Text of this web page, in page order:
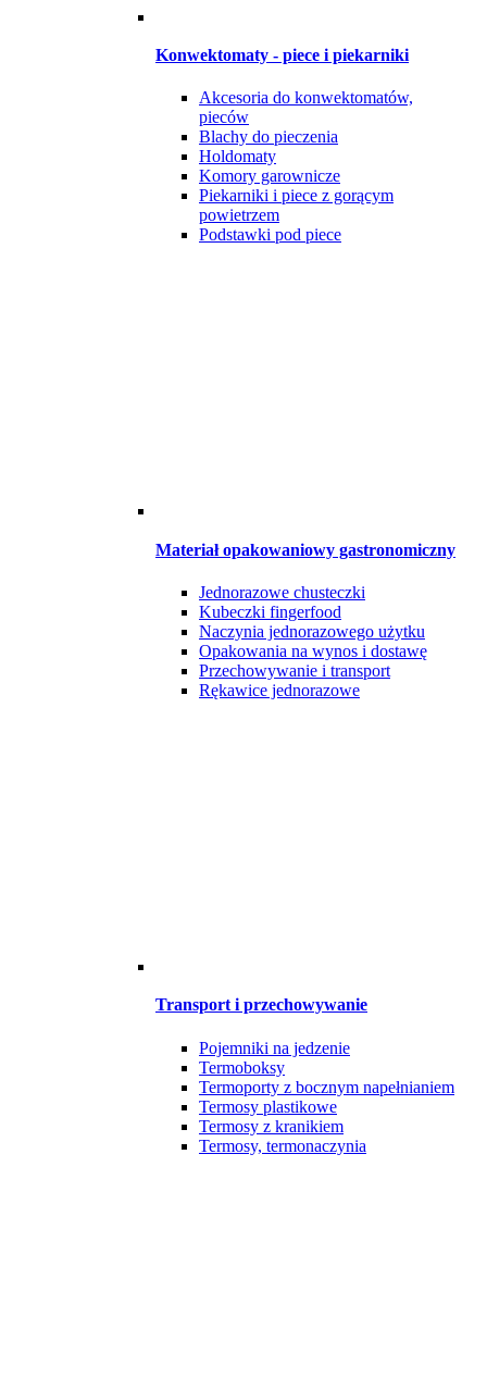
Konwektomaty - piece i piekarniki
Akcesoria do konwektomatów,
pieców
Blachy do pieczenia
Holdomaty
Komory garownicze
Piekarniki i piece z gorącym
powietrzem
Podstawki pod piece
Materiał opakowaniowy gastronomiczny
Jednorazowe chusteczki
Kubeczki fingerfood
Naczynia jednorazowego użytku
Opakowania na wynos i dostawę
Przechowywanie i transport
Rękawice jednorazowe
Transport i przechowywanie
Pojemniki na jedzenie
Termoboksy
Termoporty z bocznym napełnianiem
Termosy plastikowe
Termosy z kranikiem
Termosy, termonaczynia